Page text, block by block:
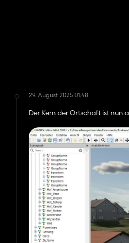
29. August 2025 01:48
Der Kern der Ortschaft ist nun